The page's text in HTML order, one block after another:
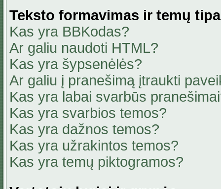
Teksto formavimas ir temų
Kas yra BBKodas?
Ar galiu naudoti HTML?
Kas yra šypsenėlės?
Ar galiu į pranešimą įtraukti
Kas yra labai svarbūs
Kas yra svarbios temos?
Kas yra dažnos temos?
Kas yra užrakintos temos?
Kas yra temų piktogramos?